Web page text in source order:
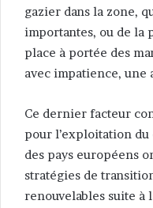
gazier dans la zone,
importantes, ou de la
place à portée des
avec impatience, une
Ce dernier facteur
pour l’exploitation
des pays européens
stratégies de
renouvelables suite à